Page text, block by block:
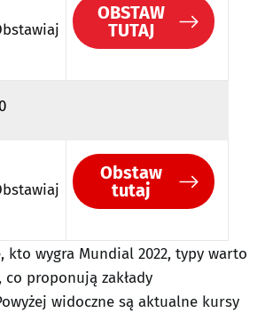
OBSTAW
TUTAJ
Obstaw
tutaj
kto wygra Mundial 2022, typy warto
proponują zakłady
widoczne są aktualne kursy